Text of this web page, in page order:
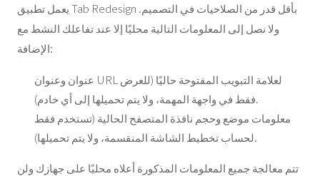
يعمل تطبيق Tab Redesign بأقل قدر من الصلاحيات في التصميم.
ولا نصل إلى المعلومات التالية محليًا إلا عند تفاعلك النشط مع
الإضافة:
عنوان وعنوان URL لعلامة التبويب المفتوحة حاليًا (للعرض
فقط في واجهة المهمة، ولا يتم تحميلها إلى أي خادم).
معلومات موضع وحجم نافذة المتصفح الحالية (تستخدم فقط
لحساب تخطيط الشاشة المنقسمة، ولا يتم تحميلها).
تتم معالجة جميع المعلومات المذكورة أعلاه محليًا على جهازك ولن